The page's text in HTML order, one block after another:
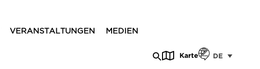
VERANSTALTUNGEN MEDIEN
Karte DE